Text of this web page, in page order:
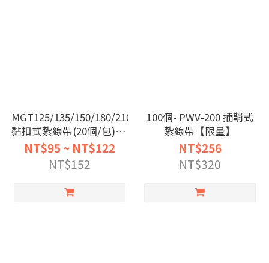
MGT125/135/150/180/210/240/310
黏扣式紮線帶(20個/包) 限
量
NT$95 ~ NT$122
NT$152
100個- PWV-200 插鞘式
紮線帶【限量】
NT$256
NT$320